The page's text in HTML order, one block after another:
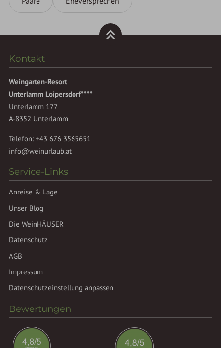
Kontakt
Weingarten-Resort
Unterlamm Loipersdorf****
Unterlamm 177
A-8352 Unterlamm
Telefon:+43 676 3565651
info@weinurlaub.at
Service-Links
Anreise & Lage
Unser Blog
Die WeinHÄUSER
Datenschutz
AGB
Impressum
Datenschutzeinstellung anpassen
Bewertungen